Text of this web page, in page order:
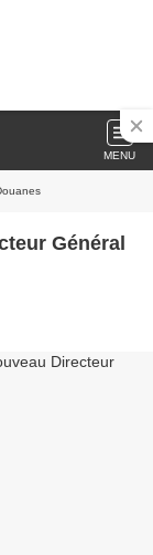
MENU
Général